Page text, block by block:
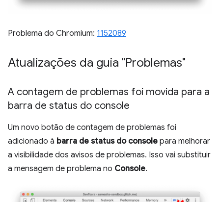
Problema do Chromium: 1152089
Atualizações da guia "Problemas"
A contagem de problemas foi movida para a
barra de status do console
Um novo botão de contagem de problemas foi
adicionado à barra de status do console para melhorar
a visibilidade dos avisos de problemas. Isso vai substituir
a mensagem de problema no Console.